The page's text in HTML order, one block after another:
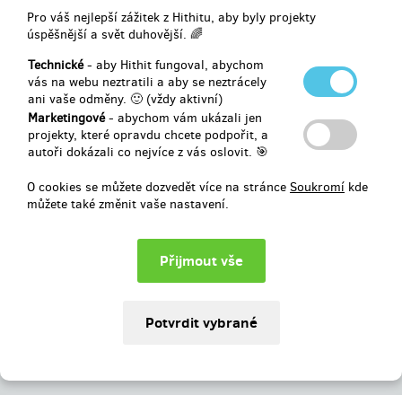
Pro váš nejlepší zážitek z Hithitu, aby byly projekty
úspěšnější a svět duhovější. 🌈
Technické- aby Hithit fungoval, abychom
vás na webu neztratili a aby se neztrácely
ani vaše odměny. 🙂 (vždy aktivní)
Marketingové- abychom vám ukázali jen
projekty, které opravdu chcete podpořit, a
autoři dokázali co nejvíce z vás oslovit. 🎯
O cookies se můžete dozvedět více na stránce Soukromí kde
můžete také změnit vaše nastavení.
Najdete nás na